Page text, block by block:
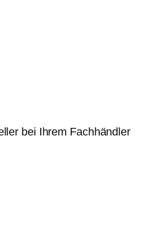
bei Ihrem Fachhändler